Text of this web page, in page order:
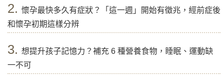
2. 懷孕最快多久有症狀？「這一週」開始有徵兆，經前症後
和懷孕初期這樣分辨
3. 想提升孩子記憶力？補充 6 種營養食物，睡眠、運動缺
一不可